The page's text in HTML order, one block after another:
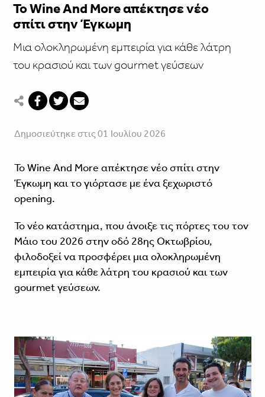
Το Wine And More απέκτησε νέο
σπίτι στην Έγκωμη
Mια ολοκληρωμένη εμπειρία για κάθε λάτρη
του κρασιού και των gourmet γεύσεων
Δημοσιεύτηκε στις 01 Ιουλίου 2026
Το Wine And More απέκτησε νέο σπίτι στην
Έγκωμη και το γιόρτασε με ένα ξεχωριστό
opening.
Το νέο κατάστημα, που άνοιξε τις πόρτες του τον
Μάιο του 2026 στην οδό 28ης Οκτωβρίου,
φιλοδοξεί να προσφέρει μια ολοκληρωμένη
εμπειρία για κάθε λάτρη του κρασιού και των
gourmet γεύσεων.